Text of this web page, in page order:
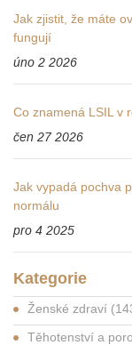
Jak zjistit, že máte
fungují
úno 2 2026
Co znamená LSIL v
čen 27 2026
Jak vypadá pochva
normálu
pro 4 2025
Kategorie
Ženské zdraví
Těhotenství a